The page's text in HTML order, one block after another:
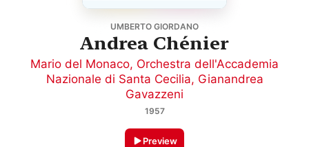
UMBERTO GIORDANO
Andrea Chénier
Mario del Monaco, Orchestra dell'Accademia
Nazionale di Santa Cecilia, Gianandrea
Gavazzeni
1957
Preview